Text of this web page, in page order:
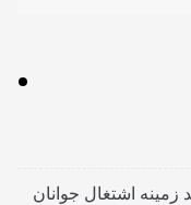
اشتغال جوانان